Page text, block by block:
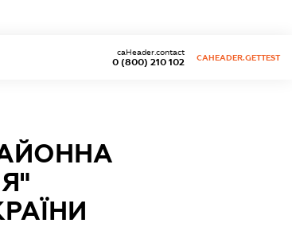
0 (800) 210 102
caHeader.contact
CAHEADER.GETTEST